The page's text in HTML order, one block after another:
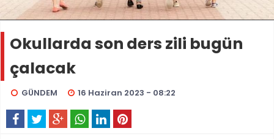
Okullarda son ders zili bugün
çalacak
GÜNDEM 16 Haziran 2023 - 08:22